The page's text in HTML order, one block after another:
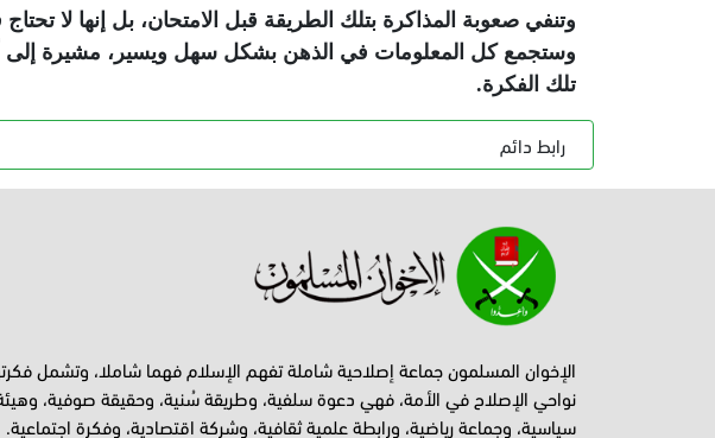
وتنفي صعوبة المذاكرة بتلك الطريقة قبل الامتحان، بل إنها لا تحتاج
وستجمع كل المعلومات في الذهن بشكل سهل ويسير، مشيرة إلى
تلك الفكرة.
رابط دائم
الإخوان المسلمون جماعة إصلاحية شاملة تفهم الإسلام فهما شاملا، وتشمل
نواحي الإصلاح في الأمة، فهي دعوة سلفية، وطريقة سُنية، وحقيقة صوفية،
سياسية، وجماعة رياضية، ورابطة علمية ثقافية، وشركة اقتصادية، وفكرة اجتماعية.